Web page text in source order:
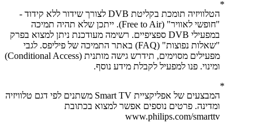
הטלוויזיה תומכת בקליטת DVB לצורך שידור ללא קידוד -
"חופשי לאוויר" (Free to Air). ייתכן שלא תהיה תמיכה
במפעילי DVB ספציפיים. רשימה מעודכנת ניתן למצוא בפרק
"שאלות נפוצות" (FAQ) באתר התמיכה של פיליפס. לגבי
מפעילים מסוימים, תידרש גישה מותנית (Conditional Access)
ומינוי. פנו למפעיל לקבלת מידע נוסף.
המבצעים של אפליקציית Smart TV משתנים לפי דגם טלוויזיה
ומדינה. פרטים נוספים אפשר למצוא בכתובת
www.philips.com/smarttv